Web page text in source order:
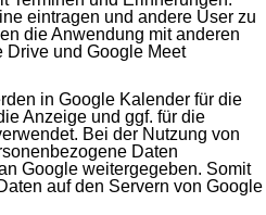
eintragen und andere User zu
die Anwendung mit anderen
und Google Meet
in Google Kalender für die
Anzeige und ggf. für die
Bei der Nutzung von
Daten
Google weitergegeben. Somit
auf den Servern von Google